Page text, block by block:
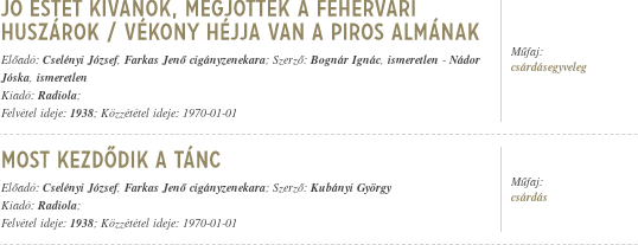
Előadó: Cselényi József, Farkas Jenő cigányzenekara; Szerző: Bognár Ignác, ismeretlen - Nádor
Jóska, ismeretlen
Kiadó: Radiola;
Felvétel ideje: 1938; Közzététel ideje: 1970-01-01
Műfaj:
csárdásegyveleg
Előadó: Cselényi József, Farkas Jenő cigányzenekara; Szerző: Kubányi György
Kiadó: Radiola;
Felvétel ideje: 1938; Közzététel ideje: 1970-01-01
Műfaj:
csárdás